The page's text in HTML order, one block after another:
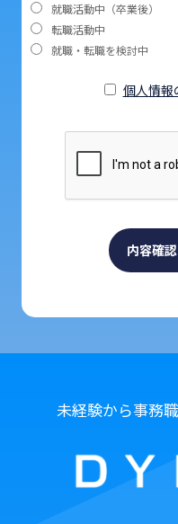
就職活動中（卒業後）
転職活動中
就職・転職を検討中
個人情報
内容確
未経験から事務